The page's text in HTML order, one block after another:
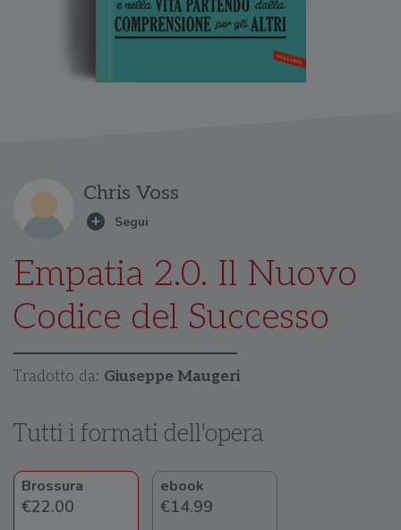
Chris Voss
Empatia 2.0. Il Nuovo
Codice del Successo
Tradotto da: Giuseppe Maugeri
Tutti i formati dell'opera
Brossura
€22.00
ebook
€14.99